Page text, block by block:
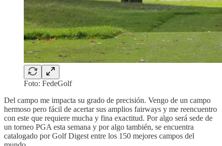
Foto: FedeGolf
Del campo me impacta su grado de precisión. Vengo de un campo
hermoso pero fácil de acertar sus amplios fairways y me reencuentro
con este que requiere mucha y fina exactitud. Por algo será sede de
un torneo PGA esta semana y por algo también, se encuentra
catalogado por Golf Digest entre los 150 mejores campos del